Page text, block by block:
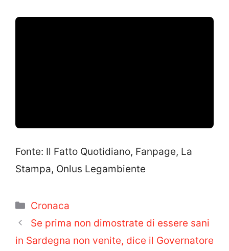
Fonte: Il Fatto Quotidiano, Fanpage, La
Stampa, Onlus Legambiente
Categorie
Cronaca
Se prima non dimostrate di essere sani
in Sardegna non venite, dice il Governatore